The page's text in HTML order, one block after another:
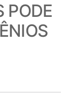
PODE